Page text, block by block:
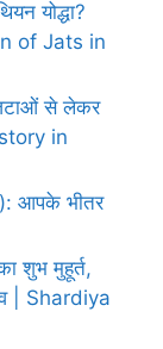
योद्धा?
of Jats in
जटाओं से लेकर
in
आपके भीतर
शुभ मुहूर्त,
| Shardiya